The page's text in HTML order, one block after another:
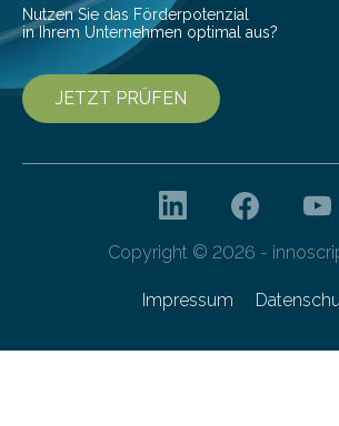
Nutzen Sie das Förderpotenzial
in Ihrem Unternehmen optimal aus?
JETZT PRÜFEN
Copyright © 2026 -
Impressum